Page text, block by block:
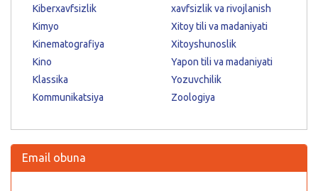
Kiberxavfsizlik
Kimyo
Kinematografiya
Kino
Klassika
Kommunikatsiya
xavfsizlik va rivojlanish
Xitoy tili va madaniyati
Xitoyshunoslik
Yapon tili va madaniyati
Yozuvchilik
Zoologiya
Email obuna